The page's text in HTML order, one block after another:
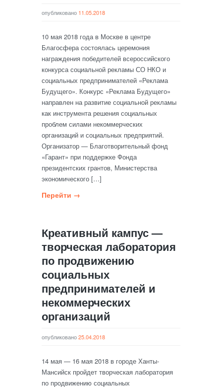
опубликовано 11.05.2018
10 мая 2018 года в Москве в центре
Благосфера состоялась церемония
награждения победителей всероссийского
конкурса социальной рекламы СО НКО и
социальных предпринимателей «Реклама
Будущего». Конкурс «Реклама Будущего»
направлен на развитие социальной рекламы
как инструмента решения социальных
проблем силами некоммерческих
организаций и социальных предприятий.
Организатор — Благотворительный фонд
«Гарант» при поддержке Фонда
президентских грантов, Министерства
экономического […]
Перейти →
Креативный кампус —
творческая лаборатория
по продвижению
социальных
предпринимателей и
некоммерческих
организаций
опубликовано25.04.2018
14 мая — 16 мая 2018 в городе Ханты-
Мансийск пройдет творческая лаборатория
по продвижению социальных